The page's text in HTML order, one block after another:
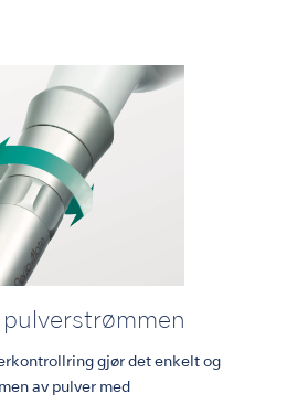
gjør det enkelt og
av pulver med